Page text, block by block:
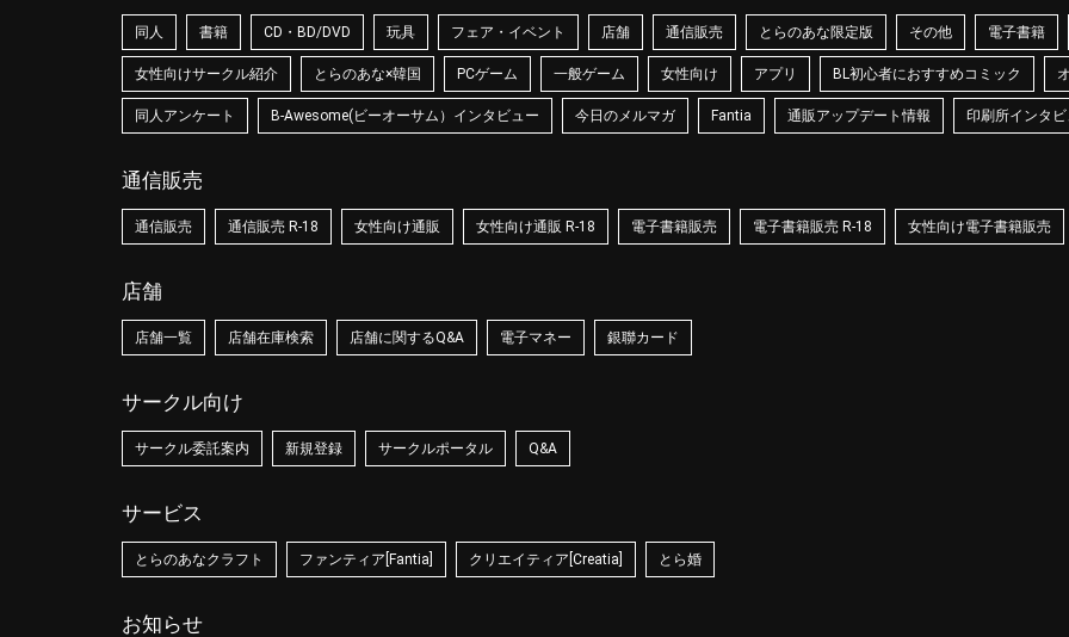
同人 書籍 CD・BD/DVD 玩具 フェア・イベント 店舗 通信販売 とらのあな限定版 その他 電子書籍
女性向けサークル紹介 とらのあな×韓国 PCゲーム 一般ゲーム 女性向け アプリ BL初心者におすすめコミック
同人アンケート B-Awesome(ビーオーサム）インタビュー 今日のメルマガ Fantia 通販アップデート情報 印刷所インタ
通信販売
通信販売 通信販売 R-18 女性向け通販 女性向け通販 R-18 電子書籍販売 電子書籍販売 R-18 女性向け電子書籍販売
店舗
店舗一覧 店舗在庫検索 店舗に関するQ&A 電子マネー 銀聯カード
サークル向け
サークル委託案内 新規登録 サークルポータル Q&A
サービス
とらのあなクラフト ファンティア[Fantia] クリエイティア[Creatia] とら婚
お知らせ